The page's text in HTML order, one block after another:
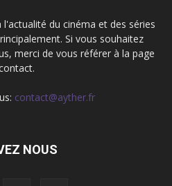
du cinéma et des séries
Si vous souhaitez
merci de vous référer à la page
contact@ayther.fr
NOUS